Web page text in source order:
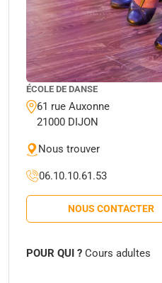
ÉCOLE DE DANSE
61 rue Auxonne
21000 DIJON
Nous trouver
06.10.10.61.53
NOUS CONTACTER
POUR QUI ? Cours adultes